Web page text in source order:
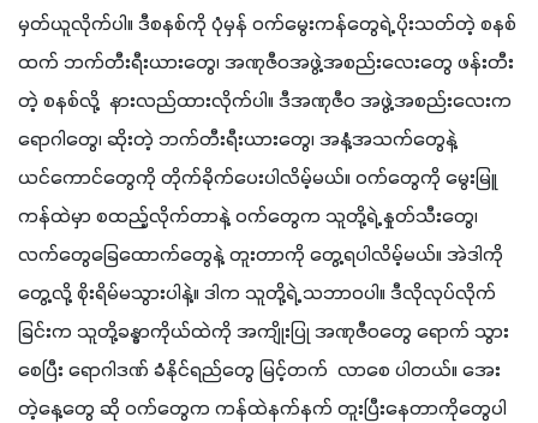
မှတ်ယူလိုက်ပါ။ ဒီစနစ်ကို ပုံမှန် ဝက်မွေးကန်တွေရဲ့ ပိုးသတ်တဲ့ စနစ်
ထက် ဘက်တီးရီးယားတွေ၊ အဏုဇီဝအဖွဲ့အစည်းလေးတွေ ဖန်းတီး
တဲ့ စနစ်လို့  နားလည်ထားလိုက်ပါ။ ဒီအဏုဇီဝ အဖွဲ့အစည်းလေးက
ရောဂါတွေ၊ ဆိုးတဲ့ ဘက်တီးရီးယားတွေ၊ အနံ့အသက်တွေနဲ့
ယင်ကောင်တွေကို တိုက်ခိုက်ပေးပါလိမ့်မယ်။ ဝက်တွေကို မွေးမြူ
ကန်ထဲမှာ စထည့်လိုက်တာနဲ့ ဝက်တွေက သူတို့ရဲ့ နှုတ်သီးတွေ၊
လက်တွေခြေထောက်တွေနဲ့ တူးတာကို တွေ့ရပါလိမ့်မယ်။ အဲဒါကို
တွေ့လို့ စိုးရိမ်မသွားပါနဲ့။ ဒါက သူတို့ရဲ့ သဘာဝပါ။ ဒီလိုလုပ်လိုက်
ခြင်းက သူတို့ခန္ဓာကိုယ်ထဲကို အကျိုးပြု အဏုဇီဝတွေ ရောက် သွား
စေပြီး ရောဂါဒဏ် ခံနိုင်ရည်တွေ မြင့်တက်  လာစေ ပါတယ်။ အေး
တဲ့နေ့တွေ ဆို ဝက်တွေက ကန်ထဲနက်နက် တူးပြီးနေတာကိုတွေပါ